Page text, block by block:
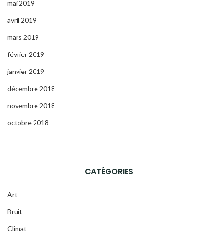
mai 2019
avril 2019
mars 2019
février 2019
janvier 2019
décembre 2018
novembre 2018
octobre 2018
CATÉGORIES
Art
Bruit
Climat